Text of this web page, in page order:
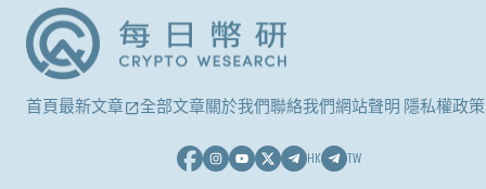
首頁最新文章 全部文章關於我們聯絡我們網站聲明 隱私權政策
HK TW